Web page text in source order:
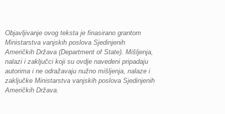
Objavljivanje ovog teksta je finasirano grantom
Ministarstva vanjskih poslova Sjedinjenih
Američkih Država (Department of State). Mišljenja,
nalazi i zaključci koji su ovdje navedeni pripadaju
autorima i ne odražavaju nužno mišljenja, nalaze i
zaključke Ministarstva vanjskih poslova Sjedinjenih
Američkih Država.